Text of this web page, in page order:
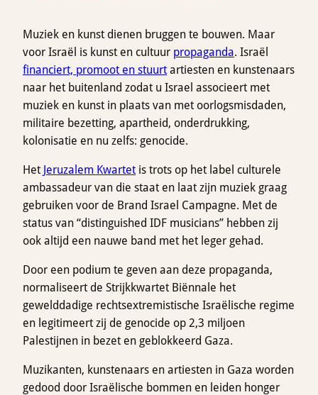
Muziek en kunst dienen bruggen te bouwen. Maar
voor Israël is kunst en cultuur propaganda. Israël
financiert, promoot en stuurtartiesten en kunstenaars
naar het buitenland zodat u Israel associeert met
muziek en kunst in plaats van met oorlogsmisdaden,
militaire bezetting, apartheid, onderdrukking,
kolonisatie en nu zelfs: genocide.
Het Jeruzalem Kwartetis trots op het label culturele
ambassadeur van die staat en laat zijn muziek graag
gebruiken voor de Brand Israel Campagne. Met de
status van “distinguished IDF musicians” hebben zij
ook altijd een nauwe band met het leger gehad.
Door een podium te geven aan deze propaganda,
normaliseert de Strijkkwartet Biënnale het
gewelddadige rechtsextremistische Israëlische regime
en legitimeert zij de genocide op 2,3 miljoen
Palestijnen in bezet en geblokkeerd Gaza.
Muzikanten, kunstenaars en artiesten in Gaza worden
gedood door Israëlische bommen en leiden honger